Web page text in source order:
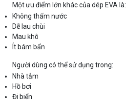
Một ưu điểm lớn khác của dép EVA là:
Không thấm nước
Dễ lau chùi
Mau khô
Ít bám bẩn
Người dùng có thể sử dụng trong:
Nhà tắm
Hồ bơi
Đi biển